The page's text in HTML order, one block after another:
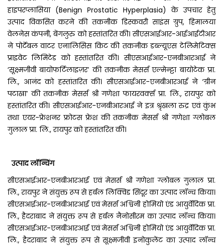
हाइपरप्लासिया (Benign Prostatic Hyperplasia) के उपचार हेतु
उत्पाद विकसित करने की तकनीक डिस्कवरी साइंस ग्रुप, हिमालया
वेलनेस कंपनी, बेंगलुरु को हस्तांतरित की। सीएसआईआर-आईआईटीआर
ने पोर्टेबल वाटर एनालिसिस किट की तकनीक डब्ल्यूएस टेलिमेटिक्स
प्राइवेट लिमिटेड को हस्तांतरित की। सीएसआईआर-एनबीआरआई ने
‘सूक्ष्मजीवी बायोफर्टिलाइज़र’ की तकनीक मेसर्स एल्मेन्ट्टा बायोटेक प्रा.
लि., आनंद को हस्तांतरित की। सीएसआईआर-एनबीआरआई ने ‘ग्रीन
पटाखा’ की तकनीक मेसर्स श्री गणेशा फायरवर्क्स प्रा. लि., रायपुर को
हस्तांतरित की। सीएसआईआर-एनबीआरआई ने इत्र श्रृंखला रुद्र एवं कुंभ
तथा एयर-फ्रेशनर फ्रोटस फ्रेश की तकनीक मेसर्स श्री गणेशा ग्लोबल
गुलाल प्रा. लि., रायपुर को हस्तांतरित की।
उत्पाद लॉन्चिंग
सीएसआईआर-एनबीआरआई एवं मेसर्स श्री गणेशा ग्लोबल गुलाल प्रा.
लि., रायपुर ने संयुक्त रूप से हर्बल लिक्विड सिंदूर का उत्पाद लॉन्च किया।
सीएसआईआर-एनबीआरआई एवं मेसर्स अश्विनी होमियो एंड आयुर्वेदिक प्रा.
लि., हैदराबाद ने संयुक्त रूप से हर्बल नैनोसीरम का उत्पाद लॉन्च किया।
सीएसआईआर-एनबीआरआई एवं मेसर्स अश्विनी होमियो एंड आयुर्वेदिक प्रा.
लि., हैदराबाद ने संयुक्त रूप से सूक्ष्मजीवी इनोकुलेंट का उत्पाद लॉन्च